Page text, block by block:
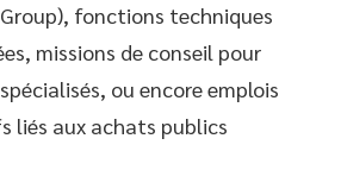
Group), fonctions techniques
missions de conseil pour
ou encore emplois
liés aux achats publics